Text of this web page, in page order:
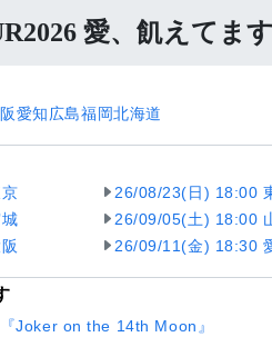
愛、飢えてま
愛知広島福岡北海道
26/08/23(日) 18:00
26/09/05(土) 18:00
26/09/11(金) 18:30
Joker on the 14th Moon』